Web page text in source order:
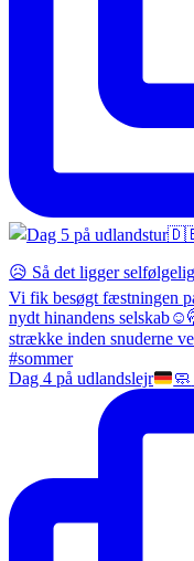
Dag 4 på udlandslejr 🧼